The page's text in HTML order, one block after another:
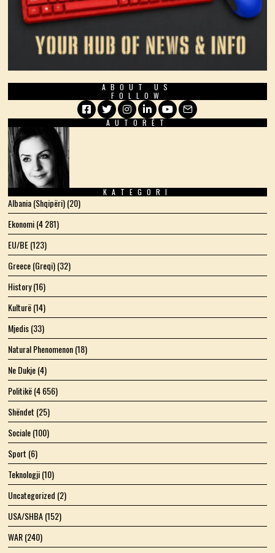
ABOUT US
FOLLOW
Facebook
TwitterInstagram
LinkedIn
YouTube
Email
AUTORËT
KATEGORI
Albania (Shqipëri)(20)
Ekonomi(4 281)
EU/BE(123)
Greece (Greqi)(32)
History(16)
Kulturë(14)
Mjedis(33)
Natural Phenomenon(18)
Ne Dukje(4)
Politikë(4 656)
Shëndet (25)
Sociale(100)
Sport (6)
Teknologji(10)
Uncategorized (2)
USA/SHBA(152)
WAR(240)